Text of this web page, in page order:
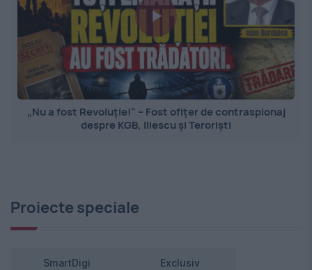
„Nu a fost Revoluție!” – Fost ofițer de contraspionaj
despre KGB, Iliescu și Teroriști
Proiecte speciale
SmartDigi Exclusiv